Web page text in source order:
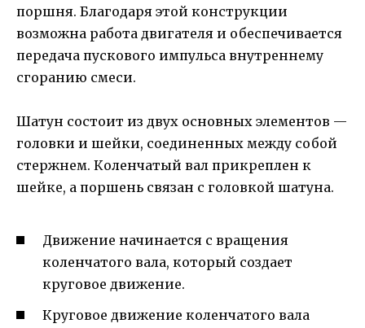
поршня. Благодаря этой конструкции
возможна работа двигателя и обеспечивается
передача пускового импульса внутреннему
сгоранию смеси.
Шатун состоит из двух основных элементов —
головки и шейки, соединенных между собой
стержнем. Коленчатый вал прикреплен к
шейке, а поршень связан с головкой шатуна.
Движение начинается с вращения
коленчатого вала, который создает
круговое движение.
Круговое движение коленчатого вала